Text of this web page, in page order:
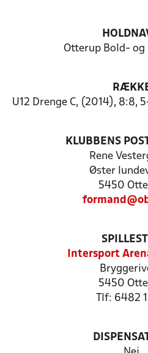
Otterup Bold-
U12 Drenge C, (2014), 8:8,
KLUBBENS
Rene
Øster
5450
Intersport
5450
Tlf: 6482